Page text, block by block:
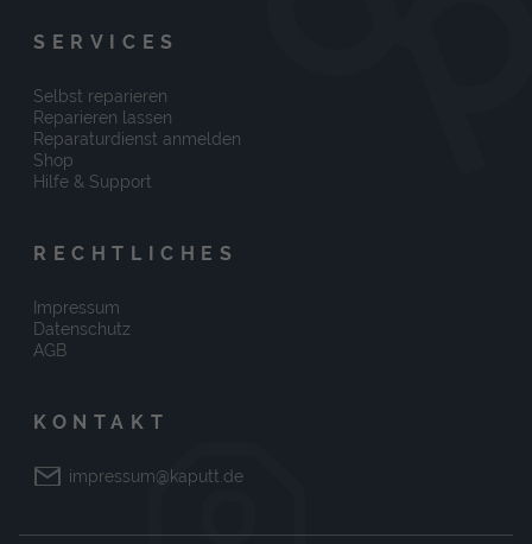
SERVICES
Selbst reparieren
Reparieren lassen
Reparaturdienst anmelden
Shop
Hilfe & Support
RECHTLICHES
Impressum
Datenschutz
AGB
KONTAKT
impressum@kaputt.de